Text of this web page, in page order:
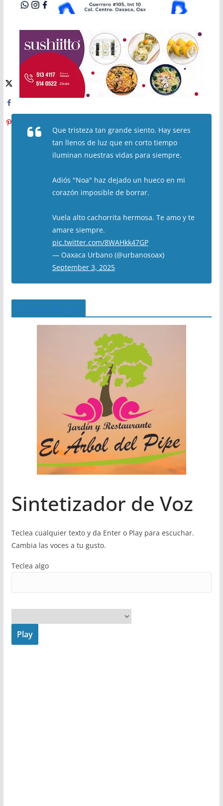
Que tristeza tan grande siento. Hay seres
tan llenos de luz que en corto tiempo
iluminan nuestras vidas para siempre.
Adiós "Noa" haz dejado un hueco en mi
corazón imposible de borrar.
Vuela alto cachorrita hermosa. Te amo y te
amare siempre.
pic.twitter.com/8WAHkk47GP
— Oaxaca Urbano (@urbanosoax)
September 3, 2025
Sintetizador de Voz
Teclea cualquier texto y da Enter o Play para escuchar.
Cambia las voces a tu gusto.
Teclea algo
Play